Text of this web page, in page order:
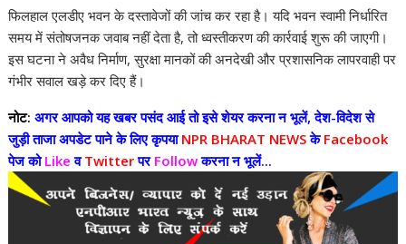
फिलहाल एलडीए भवन के दस्तावेजों की जांच कर रहा है। यदि भवन स्वामी निर्धारित
समय में संतोषजनक जवाब नहीं देता है, तो ध्वस्तीकरण की कार्रवाई शुरू की जाएगी।
इस घटना ने अवैध निर्माण, सुरक्षा मानकों की अनदेखी और प्रशासनिक लापरवाही पर
गंभीर सवाल खड़े कर दिए हैं।
नोट: अगर आपको यह खबर पसंद आई तो इसे शेयर करना न भूलें, देश-विदेश से
जुड़ी ताजा अपडेट पाने के लिए कृपयाNPR BHARAT NEWSके Facebook
पेज कोLike वTwitterपर Followकरना न भूलें...